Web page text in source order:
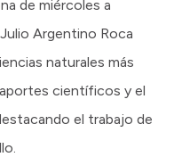
de miércoles a
Argentino Roca
naturales más
científicos y el
el trabajo de